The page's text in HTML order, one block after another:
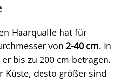
Haarqualle hat für
von 2-40 cm. In
bis zu 200 cm betragen.
Küste, desto größer sind